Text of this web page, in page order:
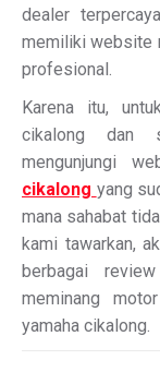
dealer
memiliki website
profesional.
Karena itu,
cikalong dan
mengunjungi
cikalong yang
mana sahabat
kami tawarkan,
berbagai
meminang
yamaha cikalong.